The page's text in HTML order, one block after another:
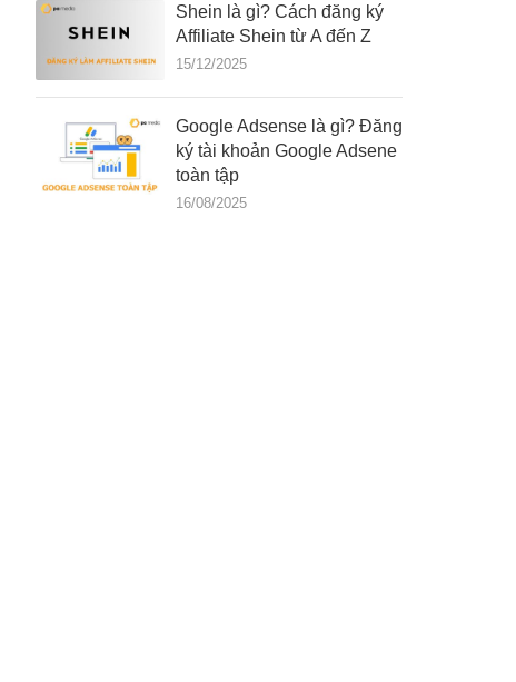
Shein là gì? Cách đăng ký
Affiliate Shein từ A đến Z
15/12/2025
Google Adsense là gì? Đăng
ký tài khoản Google Adsene
toàn tập
16/08/2025